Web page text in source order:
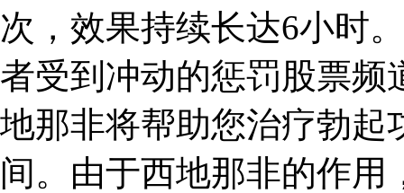
次，效果持续长达6小时
者受到冲动的惩罚股票频
地那非将帮助您治疗勃起
间。由于西地那非的作